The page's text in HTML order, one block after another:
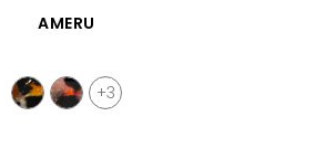
SCHNELLANSICHT
AMERU
+3